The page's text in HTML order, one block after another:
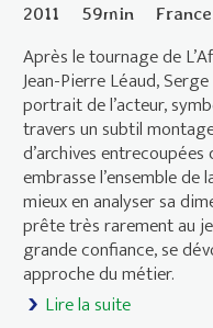
2011
59min France
Après le tournage de
Jean-Pierre Léaud,
portrait de l’acteur,
travers un subtil
d’archives
embrasse l’ensemble
mieux en analyser sa
prête très rarement au
grande confiance, se
approche du métier.
Lire la suite